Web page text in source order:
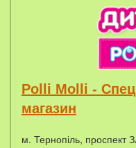
Polli Molli -
магазин
м. Тернопіль, проспект